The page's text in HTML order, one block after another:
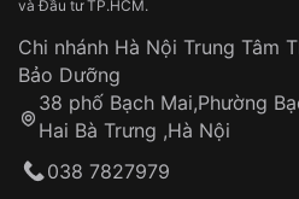
trọng trong thị trường đồng hồ
xuất Pháp đã tập trung vào
tác, nâng cao chất lượng sản
mẫu đồng hồ độc đáo, mang
Ngày nay, đồng hồ Pháp
sang trọng, tinh tế và chất
và Đầu tư TP.HCM.
Chi nhánh Hà Nội Trung Tâm
Bảo Dưỡng
38 phố Bạch Mai,Phường
Hai Bà Trưng ,Hà Nội
038 7827979